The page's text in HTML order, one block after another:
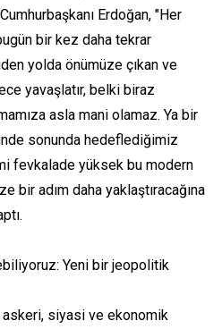
Erdoğan, "Her
bir kez daha tekrar
yolda önümüze çıkan ve
yavaşlatır, belki biraz
asla mani olamaz. Ya bir
sonunda hedeflediğimiz
fevkalade yüksek bu modern
adım daha yaklaştıracağına
Yeni bir jeopolitik
siyasi ve ekonomik